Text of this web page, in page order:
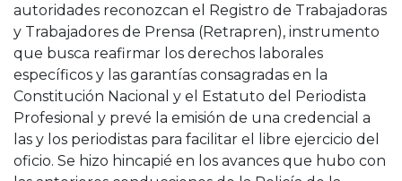
autoridades reconozcan el Registro de Trabajadoras
y Trabajadores de Prensa (Retrapren), instrumento
que busca reafirmar los derechos laborales
específicos y las garantías consagradas en la
Constitución Nacional y el Estatuto del Periodista
Profesional y prevé la emisión de una credencial a
las y los periodistas para facilitar el libre ejercicio del
oficio. Se hizo hincapié en los avances que hubo con